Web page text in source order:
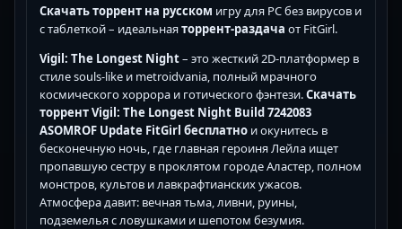
Скачать торрент на русском игру для PC без вирусов и
с таблеткой – идеальнаяторрент-раздача от FitGirl.
Vigil: The Longest Night– это жесткий 2D-платформер в
стиле souls-like и metroidvania, полный мрачного
космического хоррора и готического фэнтези.Скачать
торрент Vigil: The Longest Night Build 7242083
ASOMROF Update FitGirl бесплатно и окунитесь в
бесконечную ночь, где главная героиня Лейла ищет
пропавшую сестру в проклятом городе Аластер, полном
монстров, культов и лавкрафтианских ужасов.
Атмосфера давит: вечная тьма, ливни, руины,
подземелья с ловушками и шепотом безумия.